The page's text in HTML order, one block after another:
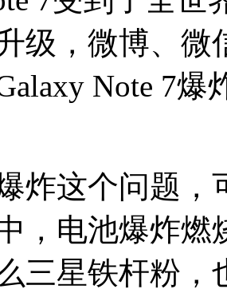
级，微博、微
Note 7
炸这个问题，
，电池爆炸
三星铁杆粉，